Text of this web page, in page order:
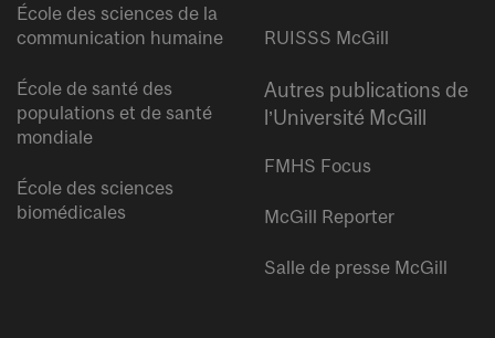
École des sciences de la
communication humaine
École de santé des
populations et de santé
mondiale
École des sciences
biomédicales
RUISSS McGill
Autres publications de
l’Université McGill
FMHS Focus
McGill Reporter
Salle de presse McGill